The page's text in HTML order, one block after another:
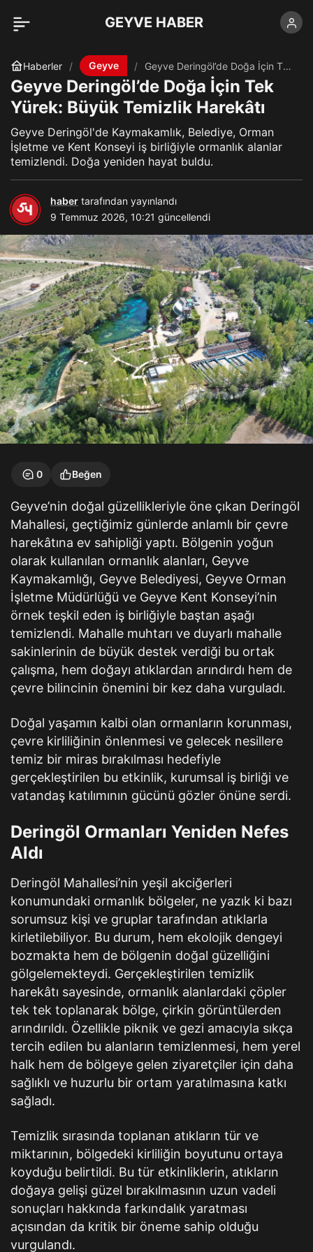
GEYVE HABER
Haberler Geyve
Geyve Deringöl’de Doğa İçin Tek
Yürek: Büyük Temizlik Harekâtı
Geyve Deringöl’de Doğa İçin Tek
Yürek: Büyük Temizlik Harekâtı
Geyve Deringöl'de Kaymakamlık, Belediye, Orman
İşletme ve Kent Konseyi iş birliğiyle ormanlık alanlar
temizlendi. Doğa yeniden hayat buldu.
haber tarafından yayınlandı
9 Temmuz 2026, 10:21 güncellendi
0 Beğen
Geyve’nin doğal güzellikleriyle öne çıkan Deringöl
Mahallesi, geçtiğimiz günlerde anlamlı bir çevre
harekâtına ev sahipliği yaptı. Bölgenin yoğun
olarak kullanılan ormanlık alanları, Geyve
Kaymakamlığı, Geyve Belediyesi, Geyve Orman
İşletme Müdürlüğü ve Geyve Kent Konseyi’nin
örnek teşkil eden iş birliğiyle baştan aşağı
temizlendi. Mahalle muhtarı ve duyarlı mahalle
sakinlerinin de büyük destek verdiği bu ortak
çalışma, hem doğayı atıklardan arındırdı hem de
çevre bilincinin önemini bir kez daha vurguladı.
Doğal yaşamın kalbi olan ormanların korunması,
çevre kirliliğinin önlenmesi ve gelecek nesillere
temiz bir miras bırakılması hedefiyle
gerçekleştirilen bu etkinlik, kurumsal iş birliği ve
vatandaş katılımının gücünü gözler önüne serdi.
Deringöl Ormanları Yeniden Nefes
Aldı
Deringöl Mahallesi’nin yeşil akciğerleri
konumundaki ormanlık bölgeler, ne yazık ki bazı
sorumsuz kişi ve gruplar tarafından atıklarla
kirletilebiliyor. Bu durum, hem ekolojik dengeyi
bozmakta hem de bölgenin doğal güzelliğini
gölgelemekteydi. Gerçekleştirilen temizlik
harekâtı sayesinde, ormanlık alanlardaki çöpler
tek tek toplanarak bölge, çirkin görüntülerden
arındırıldı. Özellikle piknik ve gezi amacıyla sıkça
tercih edilen bu alanların temizlenmesi, hem yerel
halk hem de bölgeye gelen ziyaretçiler için daha
sağlıklı ve huzurlu bir ortam yaratılmasına katkı
sağladı.
Temizlik sırasında toplanan atıkların tür ve
miktarının, bölgedeki kirliliğin boyutunu ortaya
koyduğu belirtildi. Bu tür etkinliklerin, atıkların
doğaya gelişi güzel bırakılmasının uzun vadeli
sonuçları hakkında farkındalık yaratması
açısından da kritik bir öneme sahip olduğu
vurgulandı.